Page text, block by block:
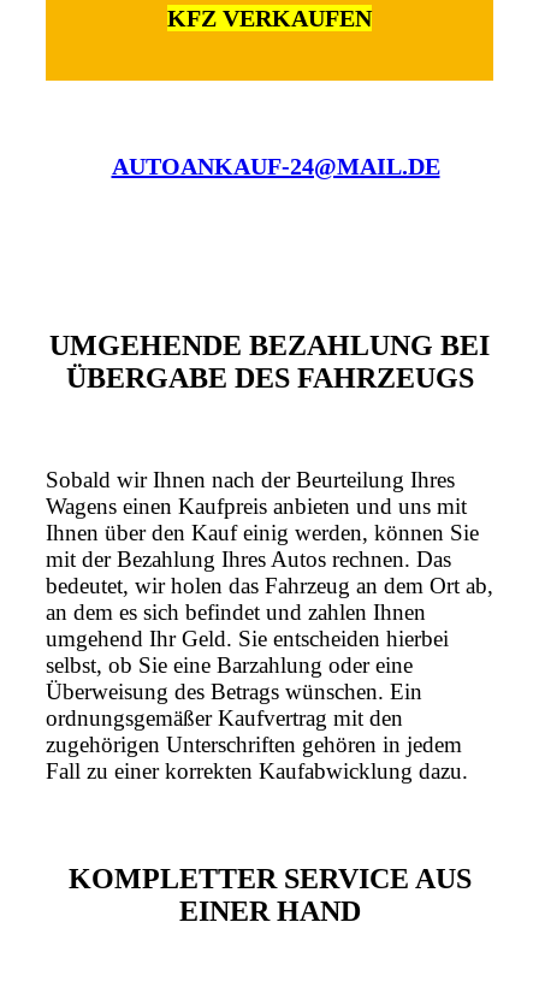
KFZ VERKAUFEN
AUTOANKAUF-24@MAIL.DE
UMGEHENDE BEZAHLUNG BEI
ÜBERGABE DES FAHRZEUGS
Sobald wir Ihnen nach der Beurteilung Ihres
Wagens einen Kaufpreis anbieten und uns mit
Ihnen über den Kauf einig werden, können Sie
mit der Bezahlung Ihres Autos rechnen. Das
bedeutet, wir holen das Fahrzeug an dem Ort ab,
an dem es sich befindet und zahlen Ihnen
umgehend Ihr Geld. Sie entscheiden hierbei
selbst, ob Sie eine Barzahlung oder eine
Überweisung des Betrags wünschen. Ein
ordnungsgemäßer Kaufvertrag mit den
zugehörigen Unterschriften gehören in jedem
Fall zu einer korrekten Kaufabwicklung dazu.
KOMPLETTER SERVICE AUS
EINER HAND